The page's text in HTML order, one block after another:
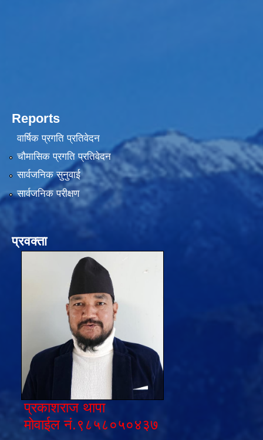
Reports
वार्षिक प्रगति प्रतिवेदन
चौमासिक प्रगति प्रतिवेदन
सार्वजनिक सुनुवाई
सार्वजनिक परीक्षण
प्रवक्ता
प्रकाशराज थापा
मोवाईल नं.९८५८०५०४३७